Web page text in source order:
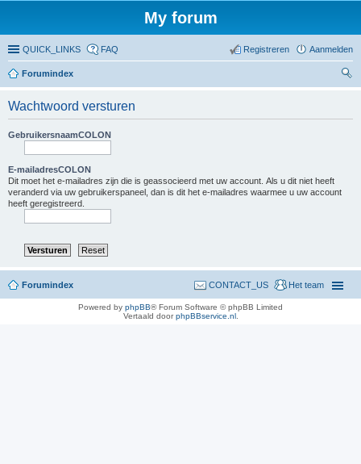
My forum
QUICK_LINKS FAQ Aanmelden
Registreren
Forumindex
Wachtwoord versturen
GebruikersnaamCOLON
E-mailadresCOLON
Dit moet het e-mailadres zijn die is geassocieerd met uw account. Als u dit niet heeft
veranderd via uw gebruikerspaneel, dan is dit het e-mailadres waarmee u uw account
heeft geregistreerd.
Forumindex Het team
CONTACT_US
Powered by phpBB® Forum Software © phpBB Limited
Vertaald doorphpBBservice.nl.